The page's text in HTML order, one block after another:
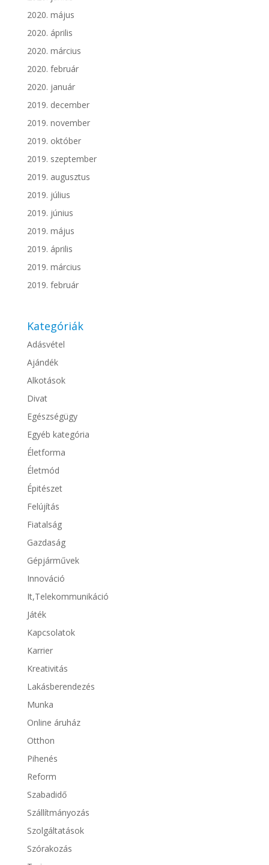
2020. május
2020. április
2020. március
2020. február
2020. január
2019. december
2019. november
2019. október
2019. szeptember
2019. augusztus
2019. július
2019. június
2019. május
2019. április
2019. március
2019. február
Kategóriák
Adásvétel
Ajándék
Alkotások
Divat
Egészségügy
Egyéb kategória
Életforma
Életmód
Épitészet
Felújítás
Fiatalság
Gazdaság
Gépjárművek
Innováció
It,Telekommunikáció
Játék
Kapcsolatok
Karrier
Kreativitás
Lakásberendezés
Munka
Online áruház
Otthon
Pihenés
Reform
Szabadidő
Szállítmányozás
Szolgáltatások
Szórakozás